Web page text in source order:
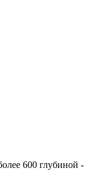
600 глубиной -